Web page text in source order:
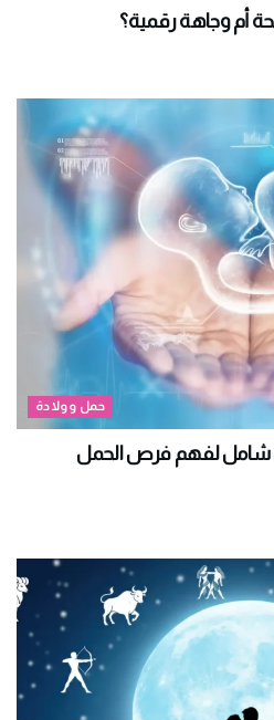
أم وجاهة رقمية؟
حمل وولادة
شامل لفهم فرص الحمل